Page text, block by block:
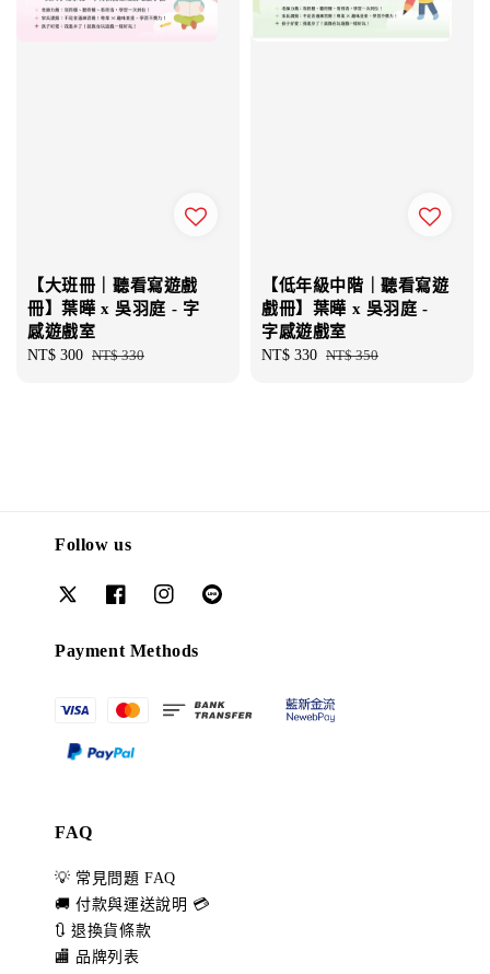
【大班冊｜聽看寫遊戲
冊】葉曄 x 吳羽庭 - 字
感遊戲室
Sale
NT$ 300 Regular
NT$ 330
【低年級中階｜聽看寫遊
戲冊】葉曄 x 吳羽庭 -
字感遊戲室
Sale
NT$ 330 Regular
NT$ 350
Follow us
Payment Methods
FAQ
💡 常見問題 FAQ
🚚 付款與運送說明 💳
🔃 退換貨條款
🏬 品牌列表